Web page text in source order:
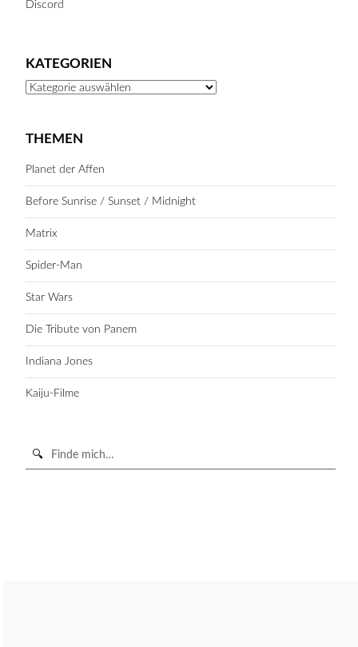
Discord
KATEGORIEN
Kategorien
THEMEN
Planet der Affen
Before Sunrise / Sunset / Midnight
Matrix
Spider-Man
Star Wars
Die Tribute von Panem
Indiana Jones
Kaiju-Filme
Suche